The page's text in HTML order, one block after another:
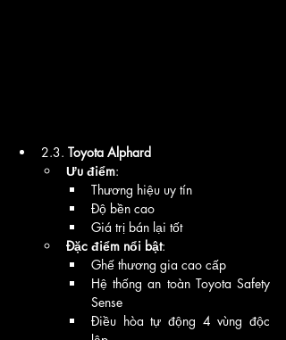
2.3. Toyota Alphard
Ưu điểm:
Thương hiệu uy tín
Độ bền cao
Giá trị bán lại tốt
Đặc điểm nổi bật:
Ghế thương gia cao cấp
Hệ thống an toàn Toyota Safety
Sense
Điều hòa tự động 4 vùng độc